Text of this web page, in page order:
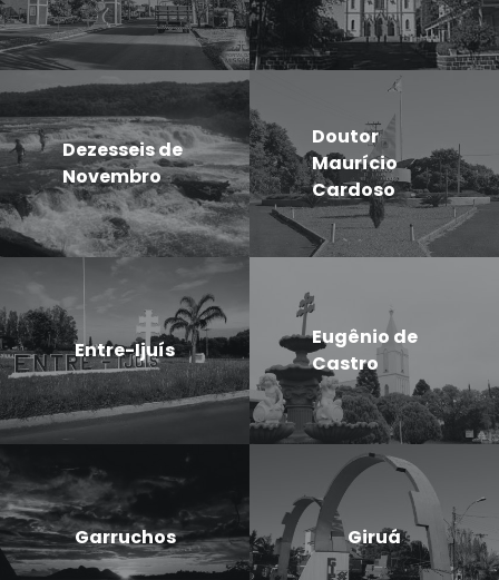
Dezesseis de
Novembro
Doutor
Maurício
Cardoso
Entre-Ijuís
Eugênio de
Castro
Garruchos Giruá